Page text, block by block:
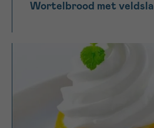
Wortelbrood met veldsla